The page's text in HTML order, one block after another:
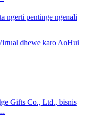
ngerti pentinge ngenali
Gifts Co., Ltd., bisnis